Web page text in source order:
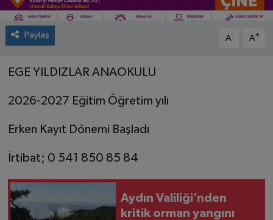
Paylaş A- A+
EGE YILDIZLAR ANAOKULU
2026-2027 Eğitim Öğretim yılı
Erken Kayıt Dönemi Başladı
İrtibat; 0 541 850 85 84
Aydın Valiliği’nden
kritik orman yangını